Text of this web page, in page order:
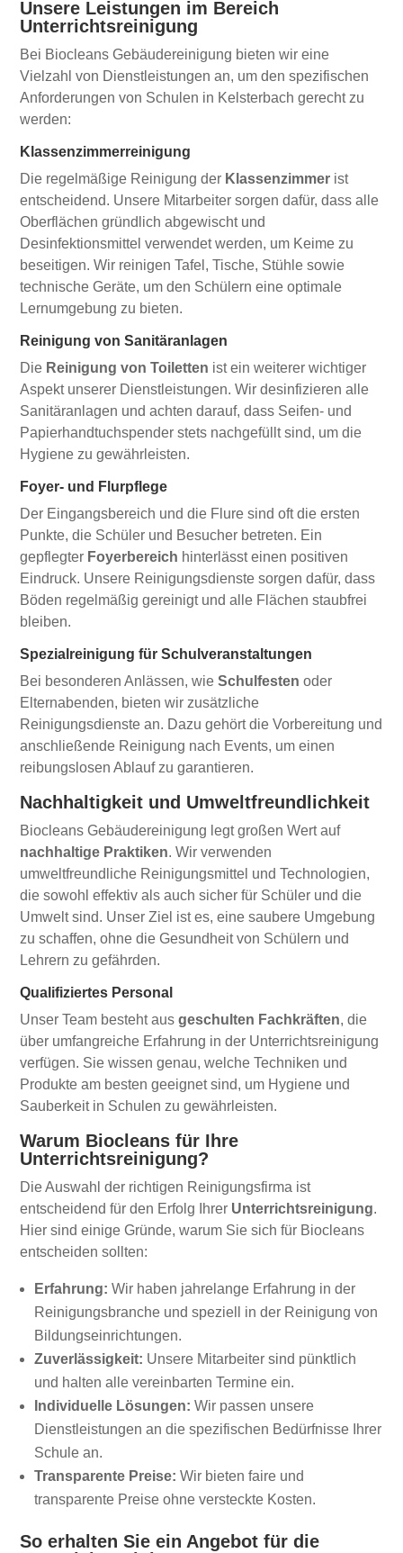
Unsere Leistungen im Bereich
Unterrichtsreinigung
Bei Biocleans Gebäudereinigung bieten wir eine
Vielzahl von Dienstleistungen an, um den spezifischen
Anforderungen von Schulen in Kelsterbach gerecht zu
werden:
Klassenzimmerreinigung
Die regelmäßige Reinigung der Klassenzimmer ist
entscheidend. Unsere Mitarbeiter sorgen dafür, dass alle
Oberflächen gründlich abgewischt und
Desinfektionsmittel verwendet werden, um Keime zu
beseitigen. Wir reinigen Tafel, Tische, Stühle sowie
technische Geräte, um den Schülern eine optimale
Lernumgebung zu bieten.
Reinigung von Sanitäranlagen
Die Reinigung von Toiletten ist ein weiterer wichtiger
Aspekt unserer Dienstleistungen. Wir desinfizieren alle
Sanitäranlagen und achten darauf, dass Seifen- und
Papierhandtuchspender stets nachgefüllt sind, um die
Hygiene zu gewährleisten.
Foyer- und Flurpflege
Der Eingangsbereich und die Flure sind oft die ersten
Punkte, die Schüler und Besucher betreten. Ein
gepflegter Foyerbereich hinterlässt einen positiven
Eindruck. Unsere Reinigungsdienste sorgen dafür, dass
Böden regelmäßig gereinigt und alle Flächen staubfrei
bleiben.
Spezialreinigung für Schulveranstaltungen
Bei besonderen Anlässen, wieSchulfesten oder
Elternabenden, bieten wir zusätzliche
Reinigungsdienste an. Dazu gehört die Vorbereitung und
anschließende Reinigung nach Events, um einen
reibungslosen Ablauf zu garantieren.
Nachhaltigkeit und Umweltfreundlichkeit
Biocleans Gebäudereinigung legt großen Wert auf
nachhaltige Praktiken. Wir verwenden
umweltfreundliche Reinigungsmittel und Technologien,
die sowohl effektiv als auch sicher für Schüler und die
Umwelt sind. Unser Ziel ist es, eine saubere Umgebung
zu schaffen, ohne die Gesundheit von Schülern und
Lehrern zu gefährden.
Qualifiziertes Personal
Unser Team besteht ausgeschulten Fachkräften, die
über umfangreiche Erfahrung in der Unterrichtsreinigung
verfügen. Sie wissen genau, welche Techniken und
Produkte am besten geeignet sind, um Hygiene und
Sauberkeit in Schulen zu gewährleisten.
Warum Biocleans für Ihre
Unterrichtsreinigung?
Die Auswahl der richtigen Reinigungsfirma ist
entscheidend für den Erfolg Ihrer Unterrichtsreinigung.
Hier sind einige Gründe, warum Sie sich für Biocleans
entscheiden sollten:
Erfahrung: Wir haben jahrelange Erfahrung in der
Reinigungsbranche und speziell in der Reinigung von
Bildungseinrichtungen.
Zuverlässigkeit: Unsere Mitarbeiter sind pünktlich
und halten alle vereinbarten Termine ein.
Individuelle Lösungen: Wir passen unsere
Dienstleistungen an die spezifischen Bedürfnisse Ihrer
Schule an.
Transparente Preise: Wir bieten faire und
transparente Preise ohne versteckte Kosten.
So erhalten Sie ein Angebot für die